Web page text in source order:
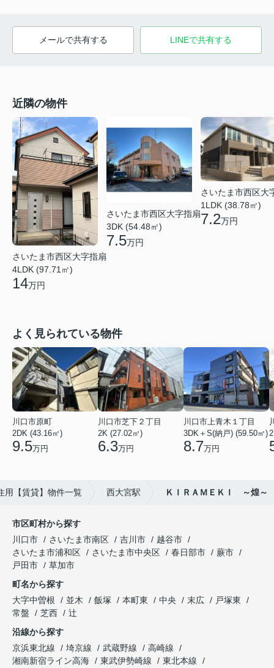
メールで共有する LINEで共有する
近隣の物件
さいたま市西区大字指扇
4LDK (97.71㎡)
14万円
さいたま市西区大字指扇
3DK (54.48㎡)
7.5万円
さいたま市西区大
1LDK (38.78㎡)
7.2万円
よく見られている物件
川口市原町
2DK (43.16㎡)
9.5万円
川口市芝下２丁目
2K (27.02㎡)
6.3万円
川口市上青木１丁目
3DK＋S(納戸) (59.50㎡)
8.7万円
用【賃貸】物件一覧 西大宮駅 ＫＩＲＡＭＥＫＩ ～煌～
市区町村から探す
川口市
さいたま市南区 吉川市
越谷市
さいたま市浦和区
さいたま市中央区 春日部市
蕨市
戸田市
草加市
町名から探す
大字中曽根
並木 飯塚 本町東 中央 末広
戸塚東
常盤
芝西
辻
沿線から探す
京浜東北線
埼京線 武蔵野線
高崎線
湘南新宿ライン高海
東武伊勢崎線
東北本線